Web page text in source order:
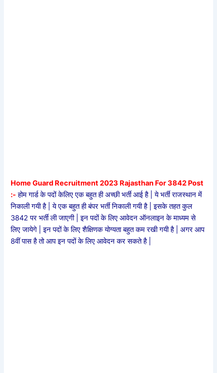
Home Guard Recruitment 2023 Rajasthan For 3842 Post
:- होम गार्ड के पदों केलिए एक बहुत ही अच्छी भर्ती आई है | ये भर्ती राजस्थान में
निकाली गयी है | ये एक बहुत ही बंपर भर्ती निकाली गयी है | इसके तहत कुल
3842 पर भर्ती ली जाएगी | इन पदों के लिए आवेदन ऑनलाइन के माध्यम से
लिए जायेगे | इन पदों के लिए शैक्षिणक योग्यता बहुत कम रखी गयी है | अगर आप
8वीं पास है तो आप इन पदों के लिए आवेदन कर सकते है |